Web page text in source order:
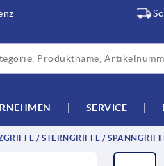
SERVICE
/ STERNGRIFFE /